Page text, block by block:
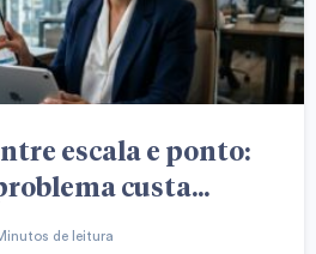
escala e ponto:
custa...
de leitura